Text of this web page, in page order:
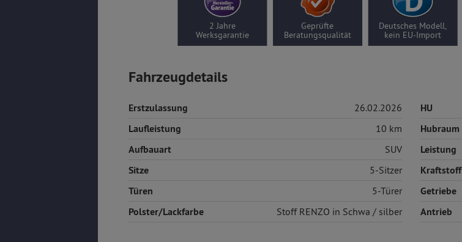
2 Jahre
Werksgarantie
Geprüfte
Beratungsqualität
Deutsches Modell,
kein EU-Import
Fahrzeugdetails
Erstzulassung 26.02.2026
Laufleistung 10 km
Aufbauart SUV
Sitze 5-Sitzer
Türen 5-Türer
Polster/Lackfarbe StoffRENZO in Schwa / silber
HU
Hubraum
Leistung
Kraftstoff
Getriebe
Antrieb